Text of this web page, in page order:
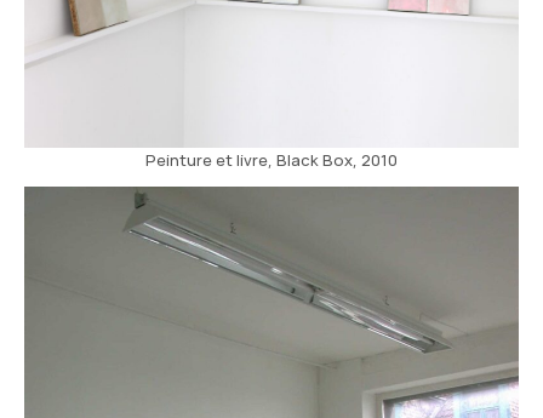
Peinture et livre, Black Box, 2010